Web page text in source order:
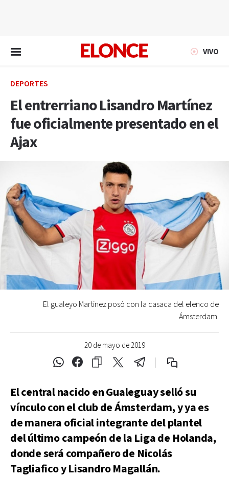
VIVO
DEPORTES
El entrerriano Lisandro Martínez
fue oficialmente presentado en el
Ajax
20 de mayo de 2019
El gualeyo Martínez posó con la casaca del elenco de
Ámsterdam.
El central nacido en Gualeguay selló su
vínculo con el club de Ámsterdam, y ya es
de manera oficial integrante del plantel
del último campeón de la Liga de Holanda,
donde será compañero de Nicolás
Tagliafico y Lisandro Magallán.